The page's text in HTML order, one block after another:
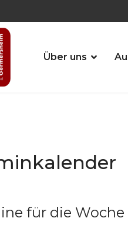
Über uns
für die Woche